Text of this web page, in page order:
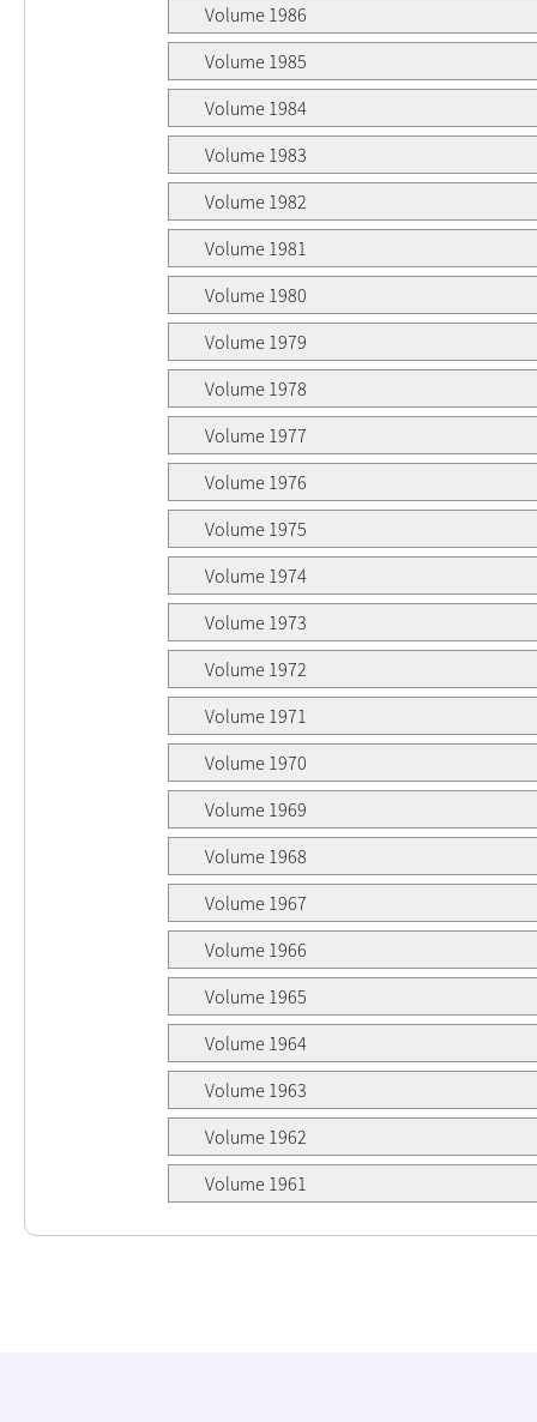
Volume 1986
Volume 1985
Volume 1984
Volume 1983
Volume 1982
Volume 1981
Volume 1980
Volume 1979
Volume 1978
Volume 1977
Volume 1976
Volume 1975
Volume 1974
Volume 1973
Volume 1972
Volume 1971
Volume 1970
Volume 1969
Volume 1968
Volume 1967
Volume 1966
Volume 1965
Volume 1964
Volume 1963
Volume 1962
Volume 1961